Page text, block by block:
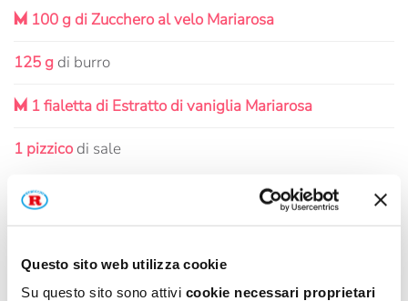
Questo sito web utilizza cookie
Su questo sito sono attivi cookie necessari proprietari
M 100 g di Zucchero al velo Mariarosa
125 g di burro
M 1 fialetta di Estratto di vaniglia Mariarosa
1 pizzico di sale
PER LA MOUSSE AL CIOCCOLATO
Mariarosa